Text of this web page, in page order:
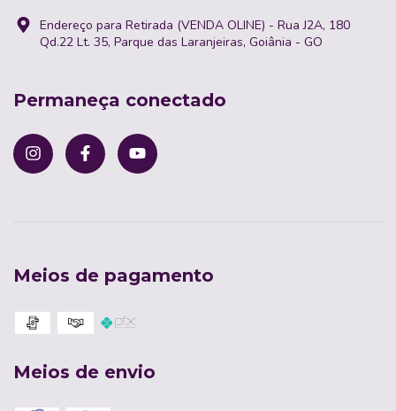
Endereço para Retirada (VENDA OLINE) - Rua J2A, 180
Qd.22 Lt. 35, Parque das Laranjeiras, Goiânia - GO
Permaneça conectado
Meios de pagamento
Meios de envio